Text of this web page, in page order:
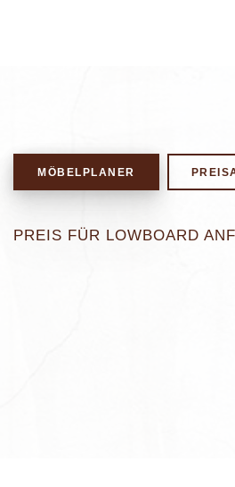
MÖBELPLANER
PREIS FÜR LOWBOARD